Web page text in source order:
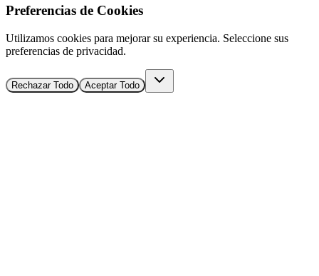
Preferencias de Cookies
Utilizamos cookies para mejorar su experiencia. Seleccione sus
preferencias de privacidad.
Rechazar Todo Aceptar Todo